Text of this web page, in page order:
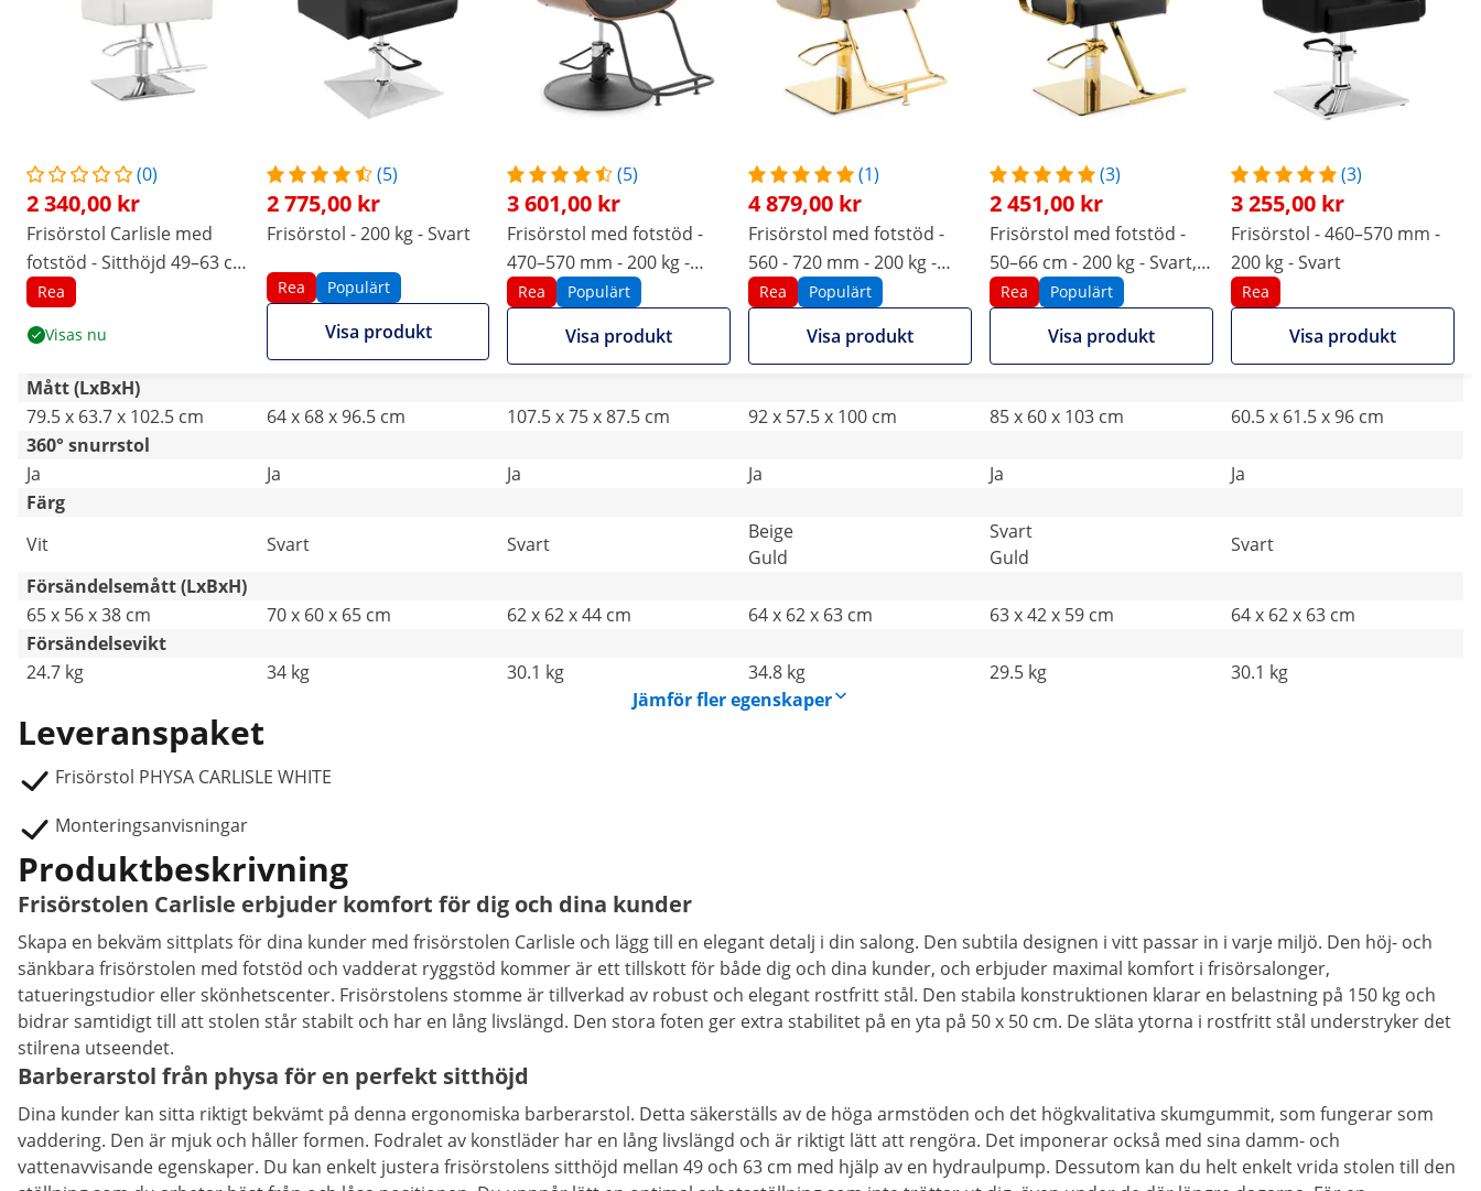
(0)
2 340,00 kr
Frisörstol Carlisle med
fotstöd - Sitthöjd 49–63 cm
- 150 kg - Vit
Rea
Visas nu
(5)
2 775,00 kr
Frisörstol - 200 kg - Svart
Rea Populärt
Visa produkt
(5)
3 601,00 kr
Frisörstol med fotstöd -
470–570 mm - 200 kg -
Svart
Rea Populärt
Visa produkt
(1)
4 879,00 kr
Frisörstol med fotstöd -
560 - 720 mm - 200 kg -
Gyllene, beige
Rea Populärt
Visa produkt
(3)
2 451,00 kr
Frisörstol med fotstöd -
50–66 cm - 200 kg - Svart,
guld
Rea Populärt
Visa produkt
(3)
3 255,00 kr
Frisörstol - 460–570 mm -
200 kg - Svart
Rea
Visa produkt
Mått (LxBxH)
79.5 x 63.7 x 102.5 cm
64 x 68 x 96.5 cm 107.5 x 75 x 87.5 cm 92 x 57.5 x 100 cm 85 x 60 x 103 cm
60.5 x 61.5 x 96 cm
360° snurrstol
Ja
Ja Ja Ja Ja
Ja
Färg
Vit
Svart Svart
Beige
Guld
Svart
Guld
Svart
Försändelsemått (LxBxH)
65 x 56 x 38 cm
70 x 60 x 65 cm 62 x 62 x 44 cm 64 x 62 x 63 cm 63 x 42 x 59 cm
64 x 62 x 63 cm
Försändelsevikt
24.7 kg
34 kg 30.1 kg 34.8 kg 29.5 kg
30.1 kg
Jämför fler egenskaper
Leveranspaket
Frisörstol PHYSA CARLISLE WHITE
Monteringsanvisningar
Produktbeskrivning
Frisörstolen Carlisle erbjuder komfort för dig och dina kunder
Skapa en bekväm sittplats för dina kunder med frisörstolen Carlisle och lägg till en elegant detalj i din salong. Den subtila designen i vitt passar in i varje miljö. Den höj- och
sänkbara frisörstolen med fotstöd och vadderat ryggstöd kommer är ett tillskott för både dig och dina kunder, och erbjuder maximal komfort i frisörsalonger,
tatueringstudior eller skönhetscenter. Frisörstolens stomme är tillverkad av robust och elegant rostfritt stål. Den stabila konstruktionen klarar en belastning på 150 kg och
bidrar samtidigt till att stolen står stabilt och har en lång livslängd. Den stora foten ger extra stabilitet på en yta på 50 x 50 cm. De släta ytorna i rostfritt stål understryker det
stilrena utseendet.
Barberarstol från physa för en perfekt sitthöjd
Dina kunder kan sitta riktigt bekvämt på denna ergonomiska barberarstol. Detta säkerställs av de höga armstöden och det högkvalitativa skumgummit, som fungerar som
vaddering. Den är mjuk och håller formen. Fodralet av konstläder har en lång livslängd och är riktigt lätt att rengöra. Det imponerar också med sina damm- och
vattenavvisande egenskaper. Du kan enkelt justera frisörstolens sitthöjd mellan 49 och 63 cm med hjälp av en hydraulpump. Dessutom kan du helt enkelt vrida stolen till den